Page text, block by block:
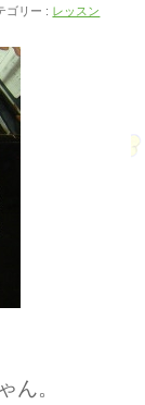
ゴリー : レッスン
ん。